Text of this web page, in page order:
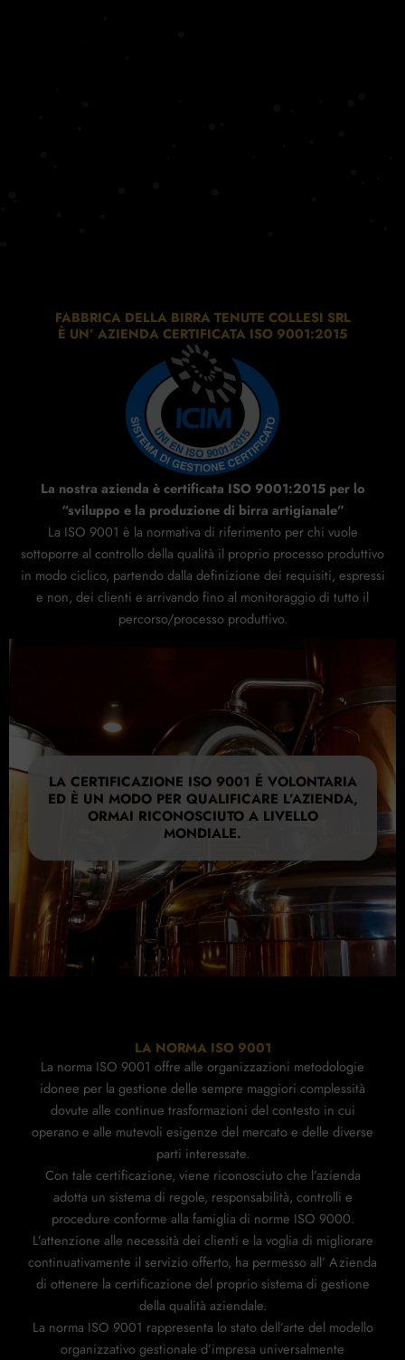
FABBRICA DELLA BIRRA TENUTE COLLESI SRL
È UN’ AZIENDA CERTIFICATA ISO 9001:2015
La nostra azienda è certificata ISO 9001:2015 per lo
“sviluppo e la produzione di birra artigianale”
La ISO 9001 è la normativa di riferimento per chi vuole
sottoporre al controllo della qualità il proprio processo produttivo
in modo ciclico, partendo dalla definizione dei requisiti, espressi
e non, dei clienti e arrivando fino al monitoraggio di tutto il
percorso/processo produttivo.
LA CERTIFICAZIONE ISO 9001 É VOLONTARIA
ED È UN MODO PER QUALIFICARE L’AZIENDA,
ORMAI RICONOSCIUTO A LIVELLO
MONDIALE.
LA NORMA ISO 9001
La norma ISO 9001 offre alle organizzazioni metodologie
idonee per la gestione delle sempre maggiori complessità
dovute alle continue trasformazioni del contesto in cui
operano e alle mutevoli esigenze del mercato e delle diverse
parti interessate.
Con tale certificazione, viene riconosciuto che l’azienda
adotta un sistema di regole, responsabilità, controlli e
procedure conforme alla famiglia di norme ISO 9000.
L’attenzione alle necessità dei clienti e la voglia di migliorare
continuativamente il servizio offerto, ha permesso all’ Azienda
di ottenere la certificazione del proprio sistema di gestione
della qualità aziendale.
La norma ISO 9001 rappresenta lo stato dell’arte del modello
organizzativo gestionale d’impresa universalmente